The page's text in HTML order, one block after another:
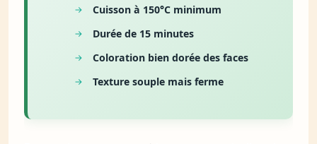
Cuisson à 150°C minimum
Durée de 15 minutes
Coloration bien dorée des faces
Texture souple mais ferme